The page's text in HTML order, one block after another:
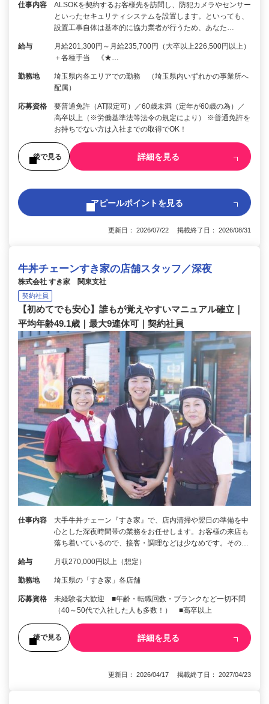
仕事内容
ALSOKを契約するお客様先を訪問し、防犯カメラやセンサー
といったセキュリティシステムを設置します。といっても、
設置工事自体は基本的に協力業者が行うため、あなた…
給与
月給201,300円～月給235,700円（大卒以上226,500円以上）
＋各種手当 《★…
勤務地
埼玉県内各エリアでの勤務 （埼玉県内いずれかの事業所へ
配属）
応募資格
要普通免許（AT限定可）／60歳未満（定年が60歳の為）／
高卒以上（※労働基準法等法令の規定により） ※普通免許を
お持ちでない方は入社までの取得でOK！
後で見る 詳細を見る
アピールポイントを見る
更新日： 2026/07/22 掲載終了日： 2026/08/31
牛丼チェーンすき家の店舗スタッフ／深夜
株式会社 すき家 関東支社
契約社員
【初めてでも安心】誰もが覚えやすいマニュアル確立｜
平均年齢49.1歳｜最大9連休可｜契約社員
仕事内容
大手牛丼チェーン『すき家』で、店内清掃や翌日の準備を中
心とした深夜時間帯の業務をお任せします。お客様の来店も
落ち着いているので、接客・調理などは少なめです。その…
給与 月収270,000円以上（想定）
勤務地 埼玉県の「すき家」各店舗
応募資格
未経験者大歓迎 ■年齢・転職回数・ブランクなど一切不問
（40～50代で入社した人も多数！） ■高卒以上
後で見る 詳細を見る
更新日： 2026/04/17 掲載終了日： 2027/04/23